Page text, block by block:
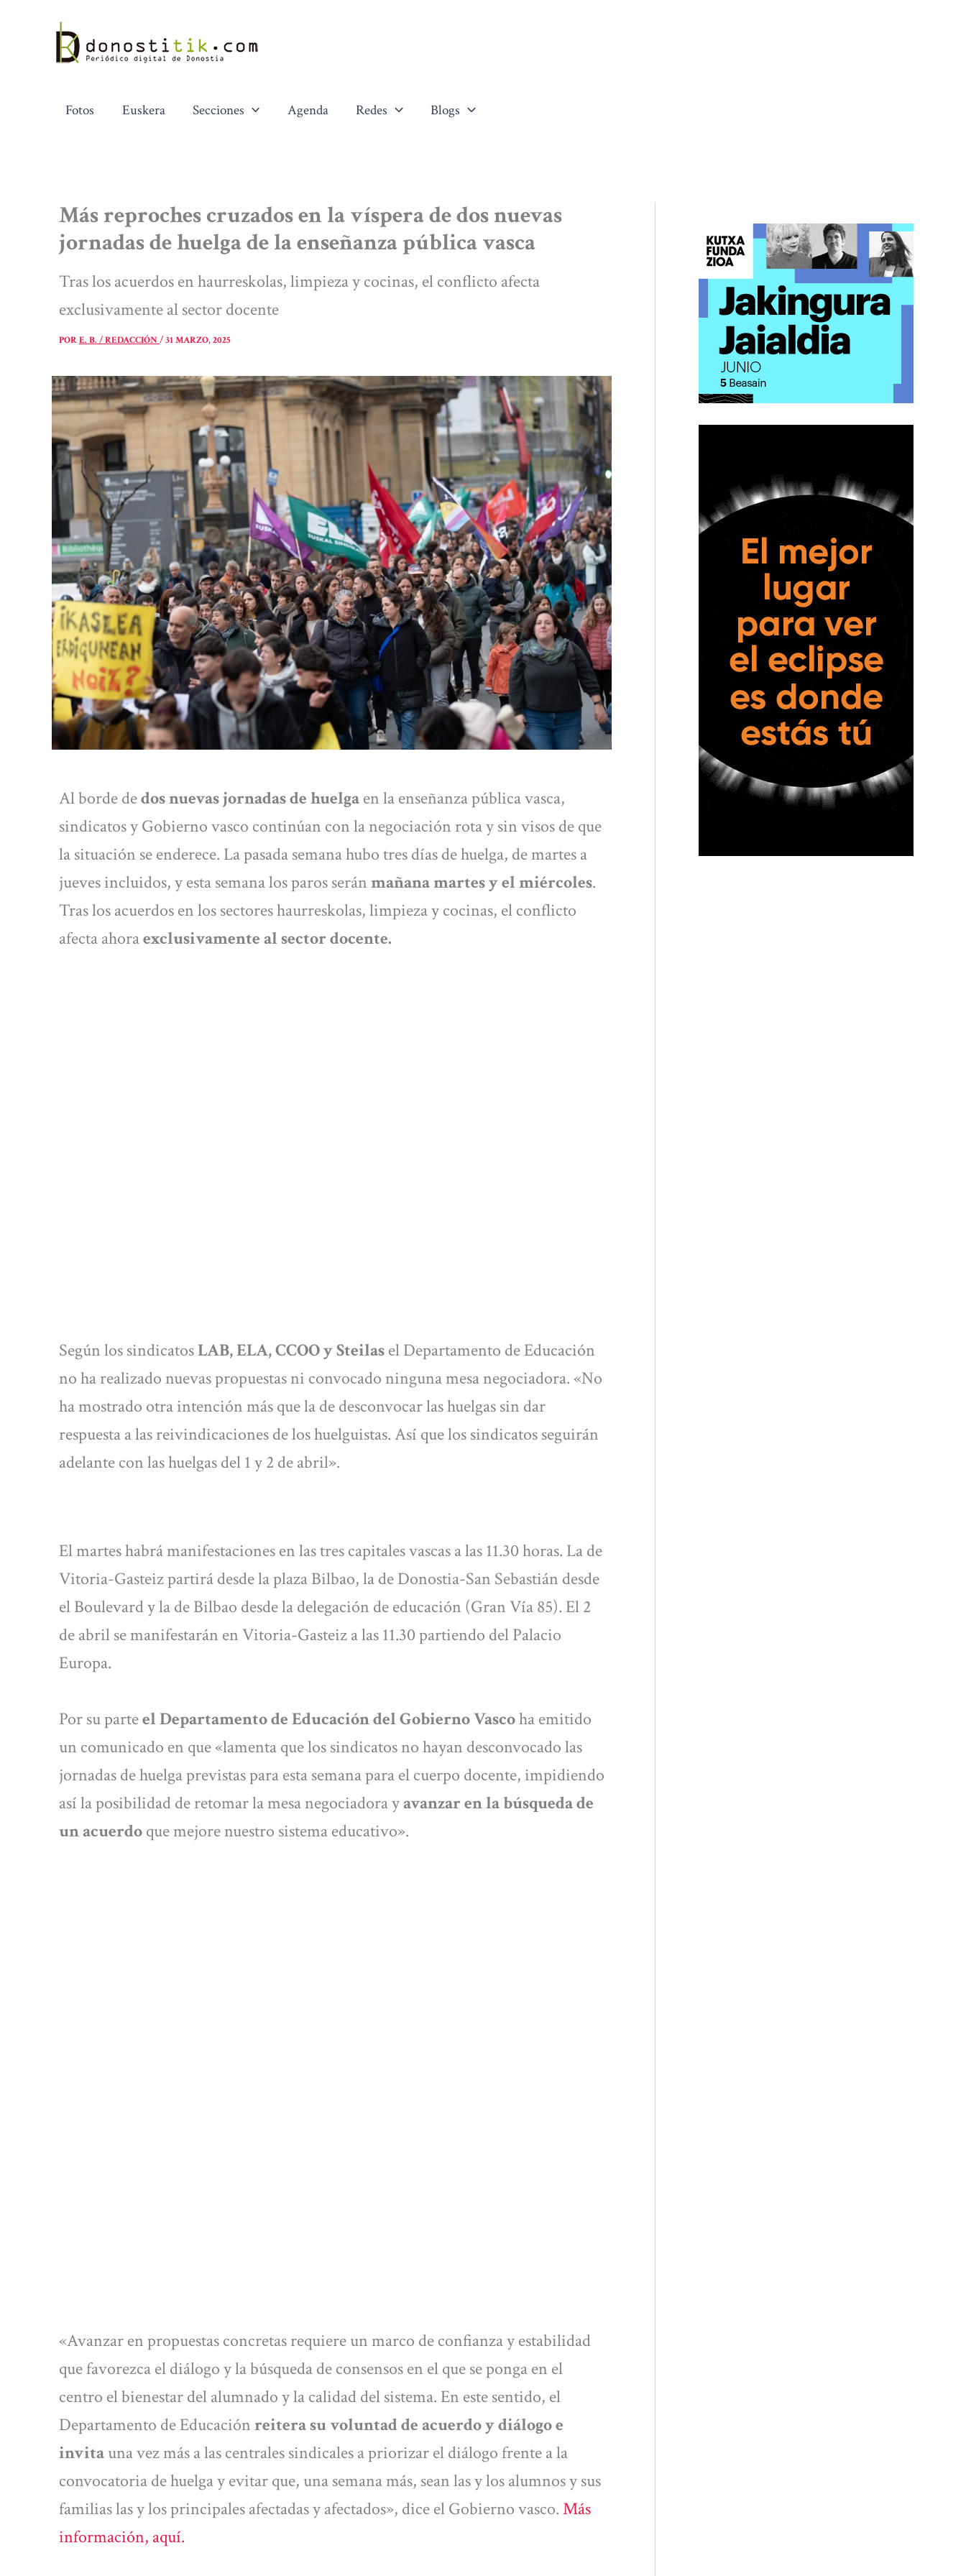
contenido
Fotos Euskera Secciones Agenda Redes Blogs
Más reproches cruzados en la víspera de dos nuevas
jornadas de huelga de la enseñanza pública vasca
Tras los acuerdos en haurreskolas, limpieza y cocinas, el conflicto afecta
exclusivamente al sector docente
PORE. B. / REDACCIÓN/31 MARZO, 2025
Al borde dedos nuevas jornadas de huelgaen la enseñanza pública vasca,
sindicatos y Gobierno vasco continúan con la negociación rota y sin visos de que
la situación se enderece. La pasada semana hubo tres días de huelga, de martes a
jueves incluidos, y esta semana los paros seránmañana martes y el miércoles.
Tras los acuerdos en los sectores haurreskolas, limpieza y cocinas, el conflicto
afecta ahoraexclusivamente al sector docente.
Según los sindicatosLAB, ELA, CCOO y Steilasel Departamento de Educación
no ha realizado nuevas propuestas ni convocado ninguna mesa negociadora. «No
ha mostrado otra intención más que la de desconvocar las huelgas sin dar
respuesta a las reivindicaciones de los huelguistas. Así que los sindicatos seguirán
adelante con las huelgas del 1 y 2 de abril».
El martes habrá manifestaciones en las tres capitales vascas a las 11.30 horas. La de
Vitoria-Gasteiz partirá desde la plaza Bilbao, la de Donostia-San Sebastián desde
el Boulevard y la de Bilbao desde la delegación de educación (Gran Vía 85). El 2
de abril se manifestarán en Vitoria-Gasteiz a las 11.30 partiendo del Palacio
Europa.
Por su parteel Departamento de Educación del Gobierno Vascoha emitido
un comunicado en que «lamenta que los sindicatos no hayan desconvocado las
jornadas de huelga previstas para esta semana para el cuerpo docente, impidiendo
así la posibilidad de retomar la mesa negociadora yavanzar en la búsqueda de
un acuerdoque mejore nuestro sistema educativo».
«Avanzar en propuestas concretas requiere un marco de confianza y estabilidad
que favorezca el diálogo y la búsqueda de consensos en el que se ponga en el
centro el bienestar del alumnado y la calidad del sistema. En este sentido, el
Departamento de Educaciónreitera su voluntad de acuerdo y diálogo e
invitauna vez más a las centrales sindicales a priorizar el diálogo frente a la
convocatoria de huelga y evitar que, una semana más, sean las y los alumnos y sus
familias las y los principales afectadas y afectados», dice el Gobierno vasco.Más
información, aquí.